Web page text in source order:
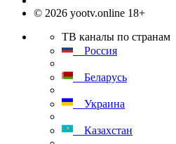
© 2026 yootv.online 18+
ТВ каналы по странам
Россия
Беларусь
Украина
Казахстан